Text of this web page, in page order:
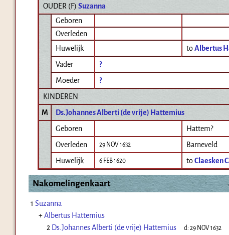
OUDER (F) Suzanna
Geboren
Overleden
Huwelijk
toAlbertus
Vader
?
Moeder
?
KINDEREN
M
Ds.Johannes Alberti (de vrije) Hattemius
Geboren
Hattem?
Overleden
29 NOV 1632
Barneveld
Huwelijk
6 FEB 1620 toClaesken
Nakomelingenkaart
1 Suzanna
+Albertus Hattemius
2 Ds.Johannes Alberti (de vrije) Hattemius d: 29 NOV 1632